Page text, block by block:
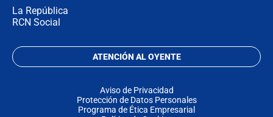
La República
RCN Social
ATENCIÓN AL OYENTE
Aviso de Privacidad
Protección de Datos Personales
Programa de Ética Empresarial